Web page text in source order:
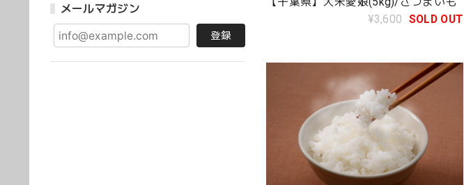
メールマガジン
登録
¥3,600 SOLD OUT